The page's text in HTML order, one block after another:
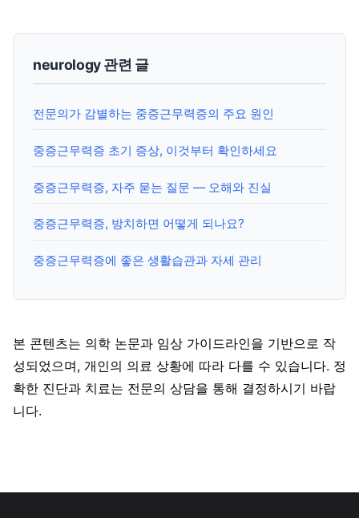
neurology 관련 글
전문의가 감별하는 중증근무력증의 주요 원인
중증근무력증 초기 증상, 이것부터 확인하세요
중증근무력증, 자주 묻는 질문 — 오해와 진실
중증근무력증, 방치하면 어떻게 되나요?
중증근무력증에 좋은 생활습관과 자세 관리
본 콘텐츠는 의학 논문과 임상 가이드라인을 기반으로 작
성되었으며, 개인의 의료 상황에 따라 다를 수 있습니다. 정
확한 진단과 치료는 전문의 상담을 통해 결정하시기 바랍
니다.